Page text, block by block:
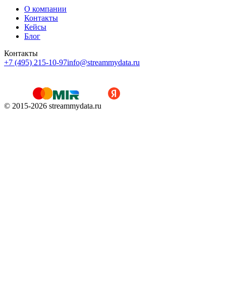
О компании
Контакты
Кейсы
Блог
Контакты
+7 (495) 215-10-97info@streammydata.ru
© 2015-2026 streammydata.ru